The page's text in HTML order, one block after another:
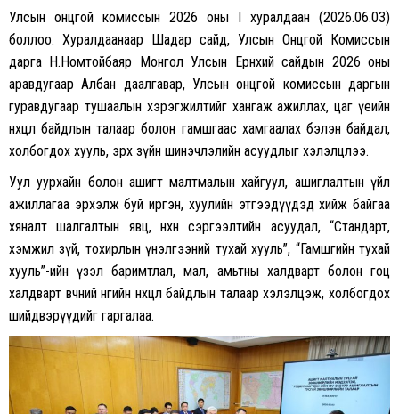
Улсын онцгой комиссын 2026 оны I хуралдаан (2026.06.03)
боллоо. Хуралдаанаар Шадар сайд, Улсын Онцгой Комиссын
дарга Н.Номтойбаяр Монгол Улсын Ерөнхий сайдын 2026 оны
аравдугаар Албан даалгавар, Улсын онцгой комиссын даргын
гуравдугаар тушаалын хэрэгжилтийг хангаж ажиллах, цаг үеийн
нөхцөл байдлын талаар болон гамшгаас хамгаалах бэлэн байдал,
холбогдох хууль, эрх зүйн шинэчлэлийн асуудлыг хэлэлцлээ.
Уул уурхайн болон ашигт малтмалын хайгуул, ашиглалтын үйл
ажиллагаа эрхэлж буй иргэн, хуулийн этгээдүүдэд хийж байгаа
хяналт шалгалтын явц, нөхөн сэргээлтийн асуудал, “Стандарт,
хэмжил зүй, тохирлын үнэлгээний тухай хууль”, “Гамшгийн тухай
хууль”-ийн үзэл баримтлал, мал, амьтны халдварт болон гоц
халдварт өвчний өнөөгийн нөхцөл байдлын талаар хэлэлцэж, холбогдох
шийдвэрүүдийг гаргалаа.